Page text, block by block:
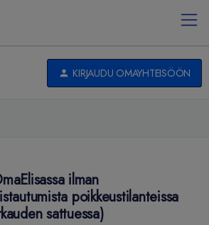
KIRJAUDU OMAYHTEISÖÖN
ilman
poikkeustilanteissa
sattuessa)